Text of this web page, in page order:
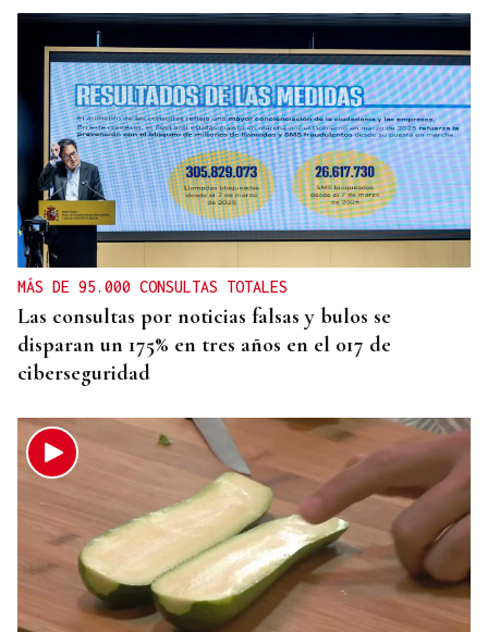
MÁS DE 95.000 CONSULTAS TOTALES
Las consultas por noticias falsas y bulos se
disparan un 175% en tres años en el 017 de
ciberseguridad